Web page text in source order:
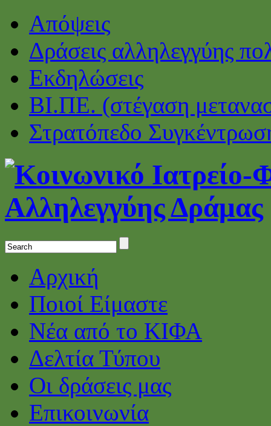
Απόψεις
Δράσεις αλληλεγγύης
Εκδηλώσεις
ΒΙ.ΠΕ. (στέγαση
Στρατόπεδο
Αρχική
Ποιοί Είμαστε
Νέα από το ΚΙΦΑ
Δελτία Τύπου
Οι δράσεις μας
Επικοινωνία